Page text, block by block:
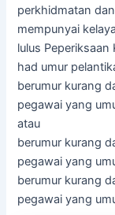
perkhidmatan
mempunyai
lulus Peperiksaan
had umur
berumur kurang
pegawai yang
atau
berumur kurang
pegawai yang
berumur kurang
pegawai yang